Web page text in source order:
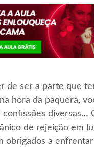
de ser a parte que
hora da paquera,
confissões diversas…
de rejeição em
obrigados a